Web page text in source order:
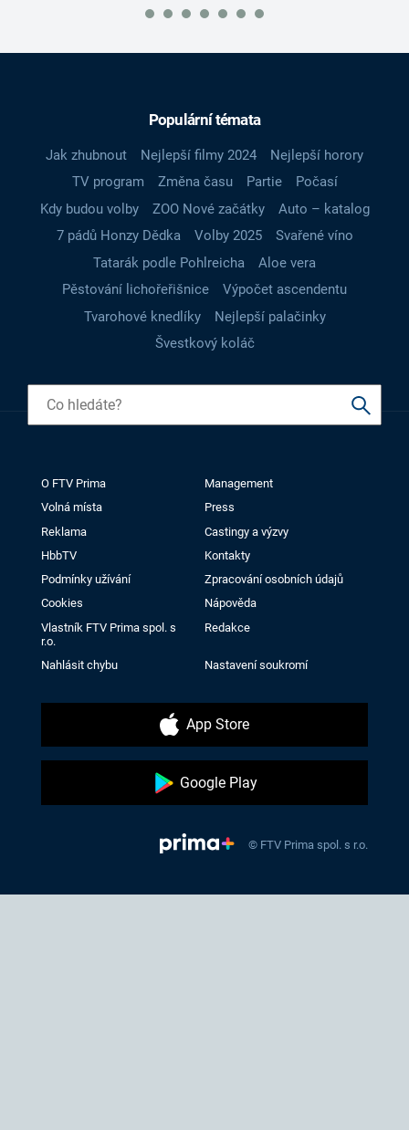
Populární témata
Jak zhubnout Nejlepší filmy 2024
Nejlepší horory
TV program
Změna času Partie
Počasí
Kdy budou volby
ZOO Nové začátky
Auto – katalog
7 pádů Honzy Dědka
Volby 2025
Svařené víno
Tatarák podle Pohlreicha
Aloe vera
Pěstování lichořeřišnice
Výpočet ascendentu
Tvarohové knedlíky
Nejlepší palačinky
Švestkový koláč
O FTV Prima
Management
Volná místa
Press
Reklama
Castingy a výzvy
HbbTV
Kontakty
Podmínky užívání
Zpracování osobních údajů
Cookies
Nápověda
Vlastník FTV Prima spol. s
r.o.
Redakce
Nahlásit chybu Nastavení soukromí
App Store
Google Play
© FTV Prima spol. s r.o.